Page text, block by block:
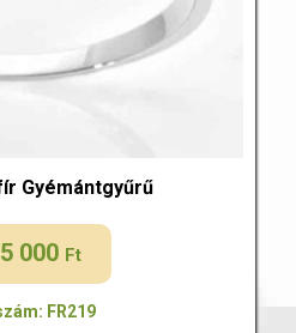
Gyémántgyűrű
000 Ft
FR219